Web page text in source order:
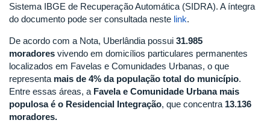
Sistema IBGE de Recuperação Automática (SIDRA). A íntegra
do documento pode ser consultada neste link.
De acordo com a Nota, Uberlândia possui 31.985
moradores vivendo em domicílios particulares permanentes
localizados em Favelas e Comunidades Urbanas, o que
representa mais de 4% da população total do município.
Entre essas áreas, a Favela e Comunidade Urbana mais
populosa é o Residencial Integração, que concentra 13.136
moradores.